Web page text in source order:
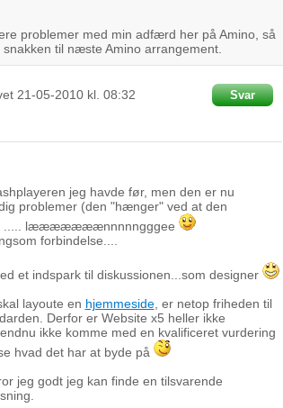
problemer med min adfærd her på Amino, så
til næste Amino arrangement.
21-05-2010kl. 08:32 Svar
jeg havde før, men den er nu
problemer (den "hænger" ved at den
..... lææææææænnnnngggee
forbindelse....
et indspark til diskussionen...som designer
layoute en hjemmeside, er netop friheden til
Derfor er Website x5 heller ikke
ikke komme med en kvalificeret vurdering
hvad det har at byde på
jeg godt jeg kan finde en tilsvarende